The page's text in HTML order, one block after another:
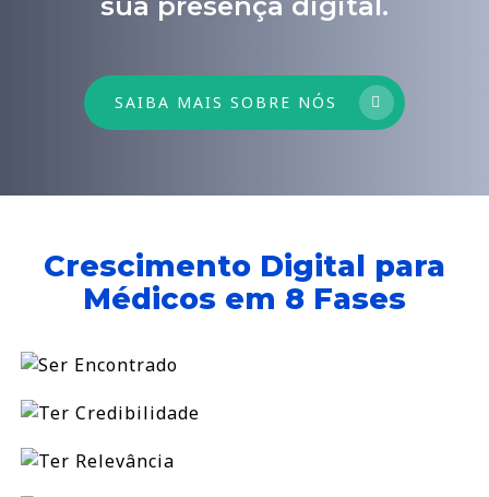
SAIBA MAIS SOBRE NÓS
Crescimento Digital para
Médicos em 8 Fases